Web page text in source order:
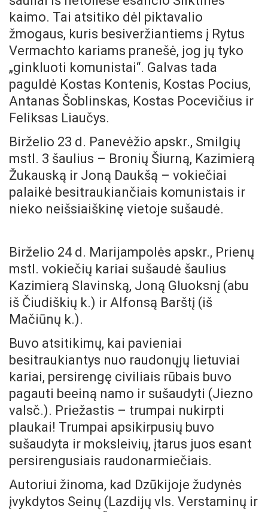
kaimo. Tai atsitiko dėl piktavalio
žmogaus, kuris besiveržiantiems į Rytus
Vermachto kariams pranešė, jog jų tyko
„ginkluoti komunistai“. Galvas tada
paguldė Kostas Kontenis, Kostas Pocius,
Antanas Šoblinskas, Kostas Pocevičius ir
Feliksas Liaučys.
Birželio 23 d. Panevėžio apskr., Smilgių
mstl. 3 šaulius – Bronių Šiurną, Kazimierą
Žukauską ir Joną Daukšą – vokiečiai
palaikė besitraukiančiais komunistais ir
nieko neišsiaiškinę vietoje sušaudė.
Birželio 24 d. Marijampolės apskr., Prienų
mstl. vokiečių kariai sušaudė šaulius
Kazimierą Slavinską, Joną Gluoksnį (abu
iš Čiudiškių k.) ir Alfonsą Barštį (iš
Mačiūnų k.).
Buvo atsitikimų, kai pavieniai
besitraukiantys nuo raudonųjų lietuviai
kariai, persirengę civiliais rūbais buvo
pagauti beeiną namo ir sušaudyti (Jiezno
valsč.). Priežastis – trumpai nukirpti
plaukai! Trumpai apsikirpusių buvo
sušaudyta ir moksleivių, įtarus juos esant
persirengusiais raudonarmiečiais.
Autoriui žinoma, kad Dzūkijoje žudynės
įvykdytos Seinų (Lazdijų vls. Verstaminų ir